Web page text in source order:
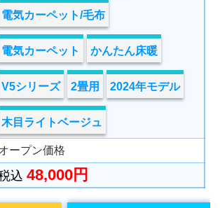
電気カーペット/毛布
電気カーペット かんたん床暖
V5シリーズ 2畳用 2024年モデル
木目ライトベージュ
ープン価格
込48,000円